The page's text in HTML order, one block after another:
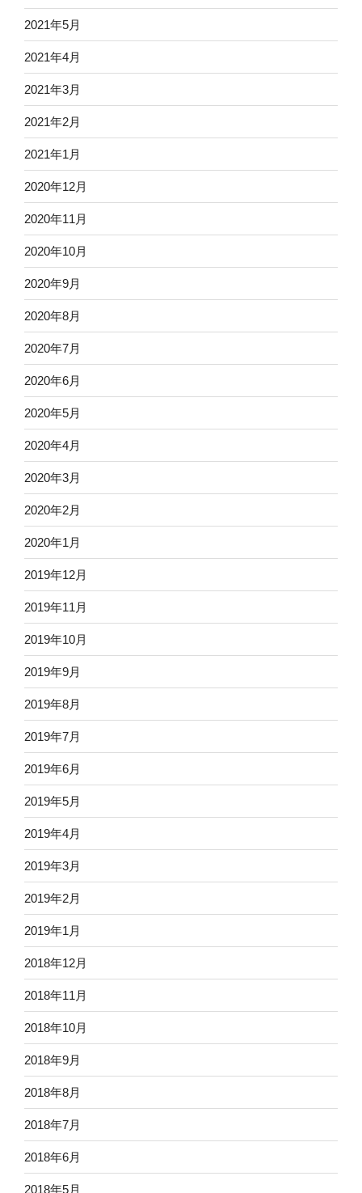
2021年5月
2021年4月
2021年3月
2021年2月
2021年1月
2020年12月
2020年11月
2020年10月
2020年9月
2020年8月
2020年7月
2020年6月
2020年5月
2020年4月
2020年3月
2020年2月
2020年1月
2019年12月
2019年11月
2019年10月
2019年9月
2019年8月
2019年7月
2019年6月
2019年5月
2019年4月
2019年3月
2019年2月
2019年1月
2018年12月
2018年11月
2018年10月
2018年9月
2018年8月
2018年7月
2018年6月
2018年5月